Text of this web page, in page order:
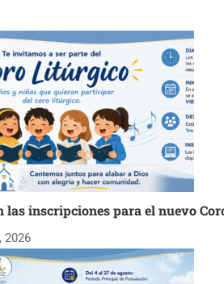
las inscripciones para el nuevo
2026